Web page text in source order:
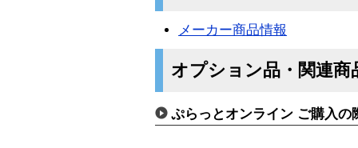
メーカー商品情報
オプション品・関連商
ぷらっとオンライン ご購入の